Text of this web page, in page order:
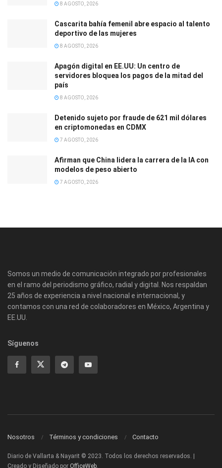
8 AGOSTO, 2026
Cascarita bahía femenil abre espacio al talento
deportivo de las mujeres
8 AGOSTO, 2026
Apagón digital en EE.UU: Un centro de
servidores bloquea los pagos de la mitad del
país
8 AGOSTO, 2026
Detenido sujeto por fraude de 621 mil dólares
en criptomonedas en CDMX
7 AGOSTO, 2026
Afirman que China lidera la carrera de la IA con
modelos de peso abierto
7 AGOSTO, 2026
Somos un medio de comunicación integrado por profesionales
en el ramo del periodismo gráfico, radial y digital. Nos respaldan
25 años de experiencia a nivel nacional e internacional, y
contamos con una red de colaboradores en México, Argentina y
EE.UU.
Síguenos
Nosotros Términos y condiciones Contacto
Diario de Vallarta & Nayarit © 2023. Todos los derechos reservados. |
Creado y Diseñado por OfficeWeb.